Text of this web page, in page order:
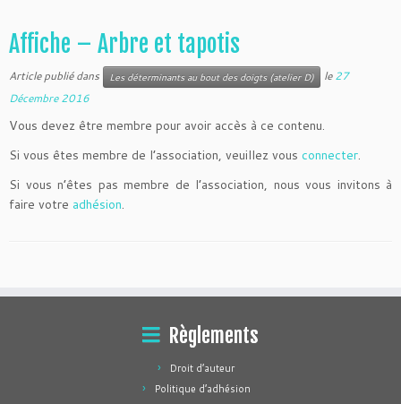
Affiche – Arbre et tapotis
Article publié dans Les déterminants au bout des doigts (atelier D) le27
Décembre 2016
Vous devez être membre pour avoir accès à ce contenu.
Si vous êtes membre de l’association, veuillez vous connecter.
Si vous n’êtes pas membre de l’association, nous vous invitons à
faire votre adhésion.
Règlements
Droit d’auteur
Politique d’adhésion